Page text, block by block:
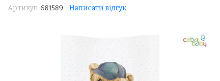
Артикул: 681589 Написати відгук